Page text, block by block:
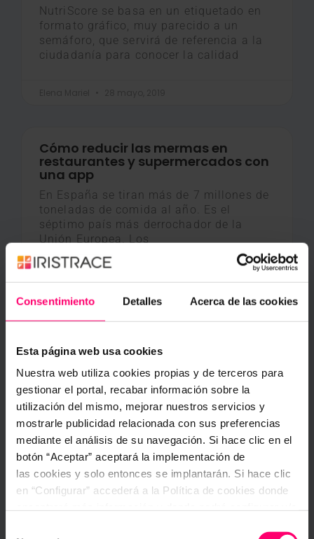
Consentimiento Detalles Acerca de las cookies
Esta página web usa cookies
Nuestra web utiliza cookies propias y de terceros para
gestionar el portal, recabar información sobre la
utilización del mismo, mejorar nuestros servicios y
mostrarle publicidad relacionada con sus preferencias
mediante el análisis de su navegación. Si hace clic en el
botón “Aceptar” aceptará la implementación de
las cookies y solo entonces se implantarán. Si hace clic
en “Configurar” accederá a la Política de cookies donde
NutriScore se basa en un etiquetado en
formato gráfico, muy parecido a un
semáforo, que servirá de referencia a la
ciudadanía para conocer la calidad
Cómo reducir las mermas en
restaurantes y supermercados con
una app
En España se tiran más de 7 millones de
toneladas de comida al año. Es el
séptimo país más derrochador de la
Unión Europea. Los